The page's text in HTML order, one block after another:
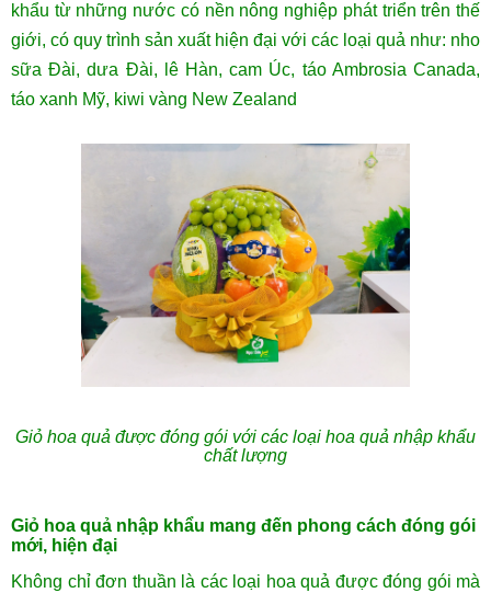
khẩu từ những nước có nền nông nghiệp phát triển trên thế
giới, có quy trình sản xuất hiện đại với các loại quả như: nho
sữa Đài, dưa Đài, lê Hàn, cam Úc, táo Ambrosia Canada,
táo xanh Mỹ, kiwi vàng New Zealand
Giỏ hoa quả được đóng gói với các loại hoa quả nhập khẩu
chất lượng
Giỏ hoa quả nhập khẩu mang đến phong cách đóng gói
mới, hiện đại
Không chỉ đơn thuần là các loại hoa quả được đóng gói mà